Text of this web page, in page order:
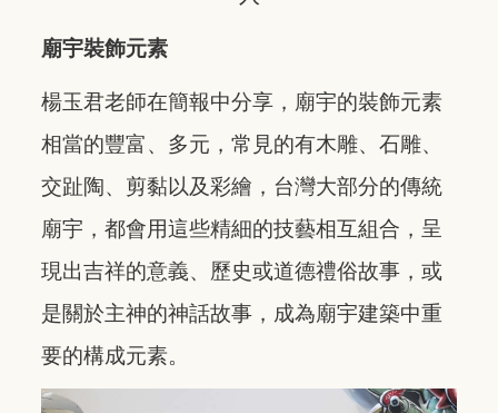
廟宇裝飾元素
楊玉君老師在簡報中分享，廟宇的裝飾元素
相當的豐富、多元，常見的有木雕、石雕、
交趾陶、剪黏以及彩繪，台灣大部分的傳統
廟宇，都會用這些精細的技藝相互組合，呈
現出吉祥的意義、歷史或道德禮俗故事，或
是關於主神的神話故事，成為廟宇建築中重
要的構成元素。